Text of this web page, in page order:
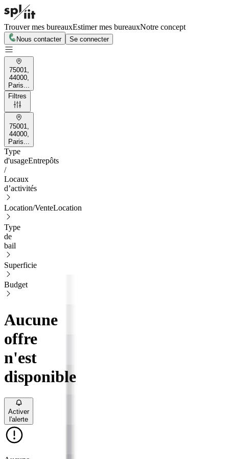
Trouver mes bureauxEstimer mes bureauxNotre concept
Nous contacter Se connecter
75001,
44000,
Paris...
Filtres
75001,
44000,
Paris...
Type
d'usageEntrepôts
/
Locaux
d’activités
Location/VenteLocation
Type
de
bail
Superficie
Budget
Aucune
offre
n'est
disponible
Activer
l'alerte